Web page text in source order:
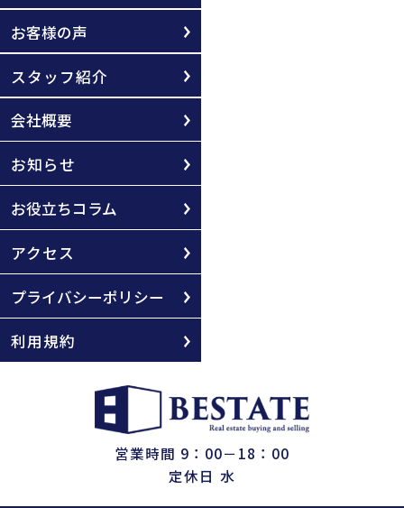
お客様の声
スタッフ紹介
会社概要
お知らせ
お役立ちコラム
アクセス
プライバシーポリシー
利用規約
営業時間 9：00－18：00
定休日 水